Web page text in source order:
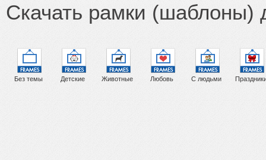
Скачать рамки (шаблоны)
Без темы Детские Животные Любовь С людьми